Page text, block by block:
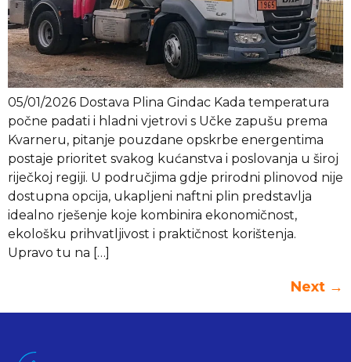
05/01/2026 Dostava Plina Gindac Kada temperatura
počne padati i hladni vjetrovi s Učke zapušu prema
Kvarneru, pitanje pouzdane opskrbe energentima
postaje prioritet svakog kućanstva i poslovanja u široj
riječkoj regiji. U područjima gdje prirodni plinovod nije
dostupna opcija, ukapljeni naftni plin predstavlja
idealno rješenje koje kombinira ekonomičnost,
ekološku prihvatljivost i praktičnost korištenja.
Upravo tu na […]
Next →